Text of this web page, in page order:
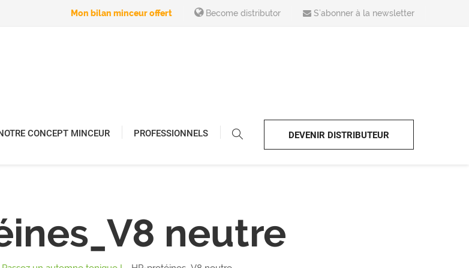
Mon bilan minceur offert Become distributor S’abonner à la newsletter
CONCEPT MINCEUR PROFESSIONNELS DEVENIR DISTRIBUTEUR
neutre